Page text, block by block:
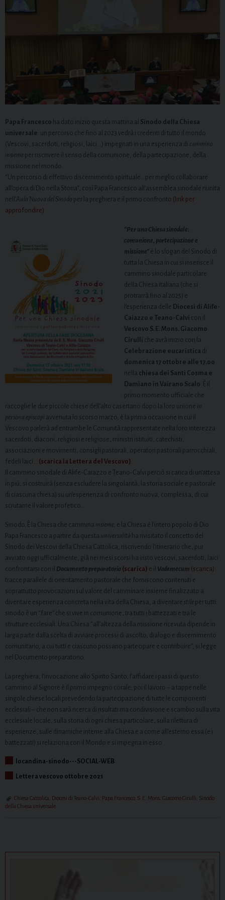
Papa Francesco ha dato inizio questa mattina al Sinodo della Chiesa
universale : un percorso che fino al 2023 vedrà i credenti di tutto il mondo
(Vescovi, sacerdoti, religiosi, laici…) impegnati in una esperienza di cammino
insieme per riscrivere il senso della comunione, della partecipazione, della
missione nel mondo.
“Un percorso di effettivo discernimento spirituale…per meglio collaborare
all’opera di Dio nella Storia”, così Papa Francesco all’assemblea sinodale riunita
nell’Aula Nuova del Sinodo per la preghiera e il primo confronto (link per
approfondire)
“Per una Chiesa sinodale:
comunione, partecipazione e
missione” è lo slogan del Sinodo di
tutta la Chiesa in cui si inserisce il
cammino sinodale particolare
della Chiesa italiana (che si
protrarrà fino al 2025) e
l’esperienza delle Diocesi di Alife-
Caiazzo e Teano-Calvi con il
Vescovo S. E. Mons. Giacomo
Cirulli che avrà inizio con la
Celebrazione eucaristica di
domenica 17 ottobre alle 17.00
nella chiesa dei Santi Cosma e
Damiano in Vairano Scalo . È il
primo momento ufficiale che
raccoglie le due piccole chiese dell’alto casertano dopo la loro unione in
persona episcopi avvenuta lo scorso marzo; è la prima occasione in cui il
Vescovo parlerà ad entrambe le Comunità rappresentate nella loro interezza:
sacerdoti, diaconi, religiosi e religiose, ministri istituiti, catechisti,
associazioni e movimenti, consigli pastorali, operatori pastorali parrocchiali,
fedeli laici… (scarica la Lettera del Vescovo)
Il cammino sinodale di Alife-Caiazzo e Teano-Calvi perciò si carica di un’attesa
in più, si costruirà (senza escludere la singolarità, la storia sociale e pastorale
di ciascuna chiesa) su un’esperienza di confronto nuova, complessa, di cui
scrutarne il valore profetico…
Sinodo. È la Chiesa che cammina insieme; e la Chiesa è l’intero popolo di Dio.
Papa Francesco a partire da questa universalità ha rivisitato il concetto del
Sinodo dei Vescovi della Chiesa Cattolica, riscrivendo l’itinerario che, pur
avviato oggi ufficialmente, già nei mesi scorsi ha visto vescovi, sacerdoti, laici
confrontarsi con il
Documento preparatorio (scarica) e il Vademecum (scarica)
tracce parallele di orientamento pastorale che forniscono contenuti e
soprattutto provocazioni sul valore del camminare insieme finalizzato a
diventare esperienza concreta nella vita della Chiesa, a diventare stile per tutti:
sinodo è un “fare” che si vive in comunione, tra tutti i battezzati e tra le
strutture ecclesiali. Una Chiesa “all’altezza della missione ricevuta dipende in
larga parte dalla scelta di avviare processi di ascolto, dialogo e discernimento
comunitario, a cui tutti e ciascuno possano partecipare e contribuire”, si legge
nel Documento preparatorio.
La preghiera, l’invocazione allo Spirito Santo, l’affidare i passi di questo
cammino al Signore è il primo impegno corale; poi il lavoro – a tappe nelle
singole chiese locali prevedendo la partecipazione di tutte le componenti
ecclesiali – che non sarà ricerca di risultati ma condivisione e scambio sulla vita
ecclesiale locale, sulla storia di ogni chiesa particolare, sulla rilettura di
esperienze, sulle dinamiche interne alla Chiesa e a come all’esterno essa (e i
battezzati) si relaziona con il Mondo e si impegna in esso.
locandina-sinodo---SOCIAL-WEB
Lettera vescovo ottobre 2021
Chiesa Cattolica Diocesi di Teano-Calvi Papa Francesco, S. E. Mons. Giacomo Cirulli Sinodo
della Chiesa universale
o